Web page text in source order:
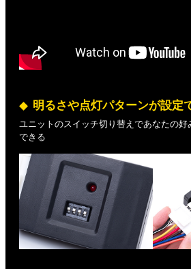
明るさや点灯パターンが設定
ユニットのスイッチ切り替えであなたの
できる